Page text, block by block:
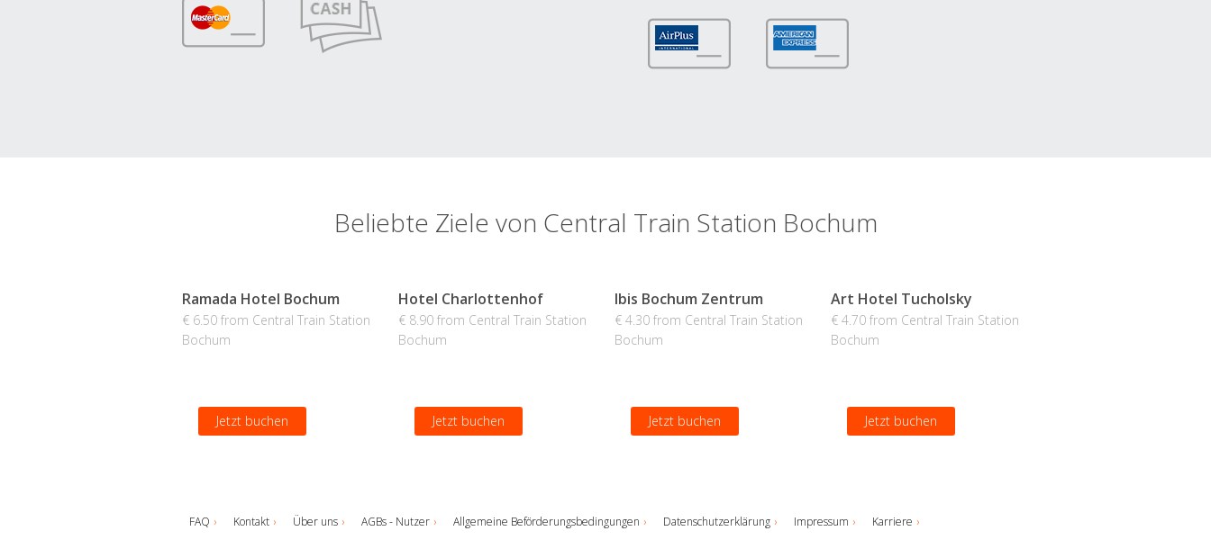
Beliebte Ziele von Central Train Station Bochum
Ramada Hotel Bochum
€ 6.50 from Central Train Station
Bochum
Jetzt buchen
Hotel Charlottenhof
€ 8.90 from Central Train Station
Bochum
Jetzt buchen
Ibis Bochum Zentrum
€ 4.30 from Central Train Station
Bochum
Jetzt buchen
Art Hotel Tucholsky
€ 4.70 from Central Train Station
Bochum
Jetzt buchen
FAQ Kontakt Über uns AGBs - Nutzer Allgemeine Beförderungsbedingungen Datenschutzerklärung Impressum Karriere